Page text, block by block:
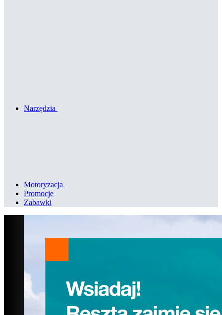
Narzędzia
Motoryzacja
Promocje
Zabawki